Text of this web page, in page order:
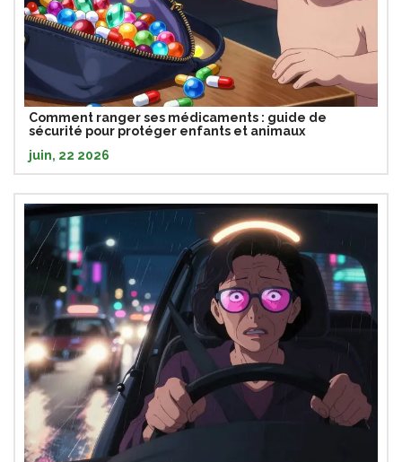
Comment ranger ses médicaments : guide de
sécurité pour protéger enfants et animaux
juin, 22 2026